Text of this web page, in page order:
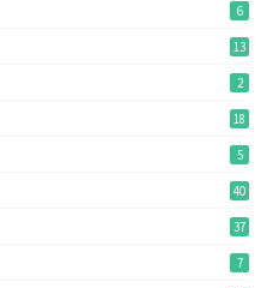
6
13
2
18
5
40
37
7